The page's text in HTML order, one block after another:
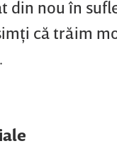
din nou în
că trăim